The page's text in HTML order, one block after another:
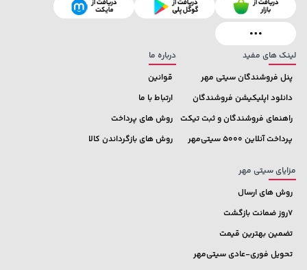
لینک های مفید
پنل فروشندگان سیتی مهر
دانلود اپلیکیشن فروشندگان
راهنمای فروشندگان و ثبت تیکت
پرداخت آنلاین 5000 سیتی‌مهر
درباره ما
قوانین
ارتباط با ما
روش های پرداخت
روش های بازگرداندن کالا
مزایای سیتی مهر
روش های ارسال
7روز ضمانت بازگشت
تضمین بهترین قیمت
تحویل فوری-عادی سیتی‌مهر